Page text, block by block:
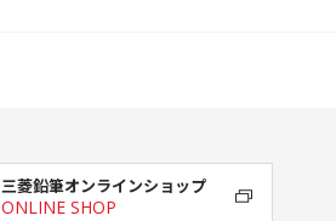
三菱鉛筆オンラインショップ
ONLINE SHOP